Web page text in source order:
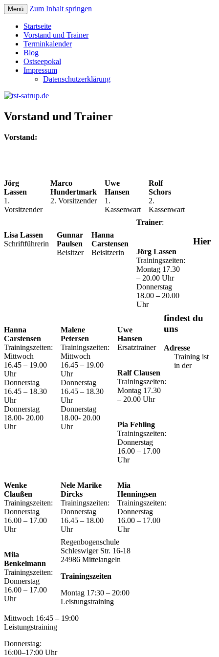
tst-satrup.de
Menü Zum Inhalt springen
Startseite
Vorstand und Trainer
Terminkalender
Blog
Ostseepokal
Impressum
Datenschutzerklärung
Vorstand und Trainer
Vorstand:
Jörg
Lassen
1.
Vorsitzender
Marco
Hundertmark
2. Vorsitzender
Uwe
Hansen
1.
Kassenwart
Rolf
Schors
2.
Kassenwart
Lisa Lassen
Schriftführerin
Gunnar
Paulsen
Beisitzer
Hanna
Carstensen
Beisitzerin
Trainer:
Jörg Lassen
Trainingszeiten:
Montag 17.30
– 20.00 Uhr
Donnerstag
18.00 – 20.00
Uhr
Hanna
Carstensen
Trainingszeiten:
Mittwoch
16.45 – 19.00
Uhr
Donnerstag
16.45 – 18.30
Uhr
Donnerstag
18.00- 20.00
Uhr
Malene
Petersen
Trainingszeiten:
Mittwoch
16.45 – 19.00
Uhr
Donnerstag
16.45 – 18.30
Uhr
Donnerstag
18.00- 20.00
Uhr
Uwe
Hansen
Ersatztrainer
Ralf Clausen
Trainingszeiten:
Montag 17.30
– 20.00 Uhr
Pia Fehling
Trainingszeiten:
Donnerstag
16.00 – 17.00
Uhr
Wenke
Claußen
Trainingszeiten:
Donnerstag
16.00 – 17.00
Uhr
Nele Marike
Dircks
Trainingszeiten:
Donnerstag
16.45 – 18.00
Uhr
Mia
Henningsen
Trainingszeiten:
Donnerstag
16.00 – 17.00
Uhr
Mila
Benkelmann
Trainingszeiten:
Donnerstag
16.00 – 17.00
Uhr
Hier
findest du
uns
Adresse
Training ist
in der
Regenbogenschule
Schleswiger Str. 16-18
24986 Mittelangeln
Trainingszeiten
Montag 17:30 – 20:00
Leistungstraining
Mittwoch 16:45 – 19:00
Leistungstraining
Donnerstag:
16:00–17:00 Uhr